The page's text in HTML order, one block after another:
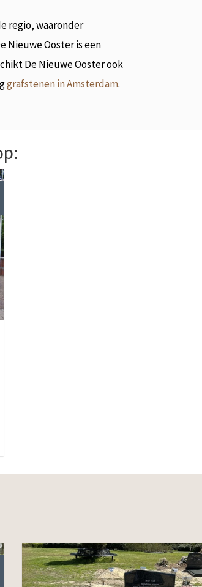
regio, waaronder
Nieuwe Ooster is een
De Nieuwe Ooster ook
grafstenen in Amsterdam.